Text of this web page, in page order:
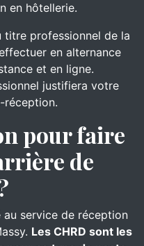
en hôtellerie.
titre professionnel de la
en alternance
et en ligne.
justifiera votre
réception.
pour faire
de
service de réception
Les CHRD sont les